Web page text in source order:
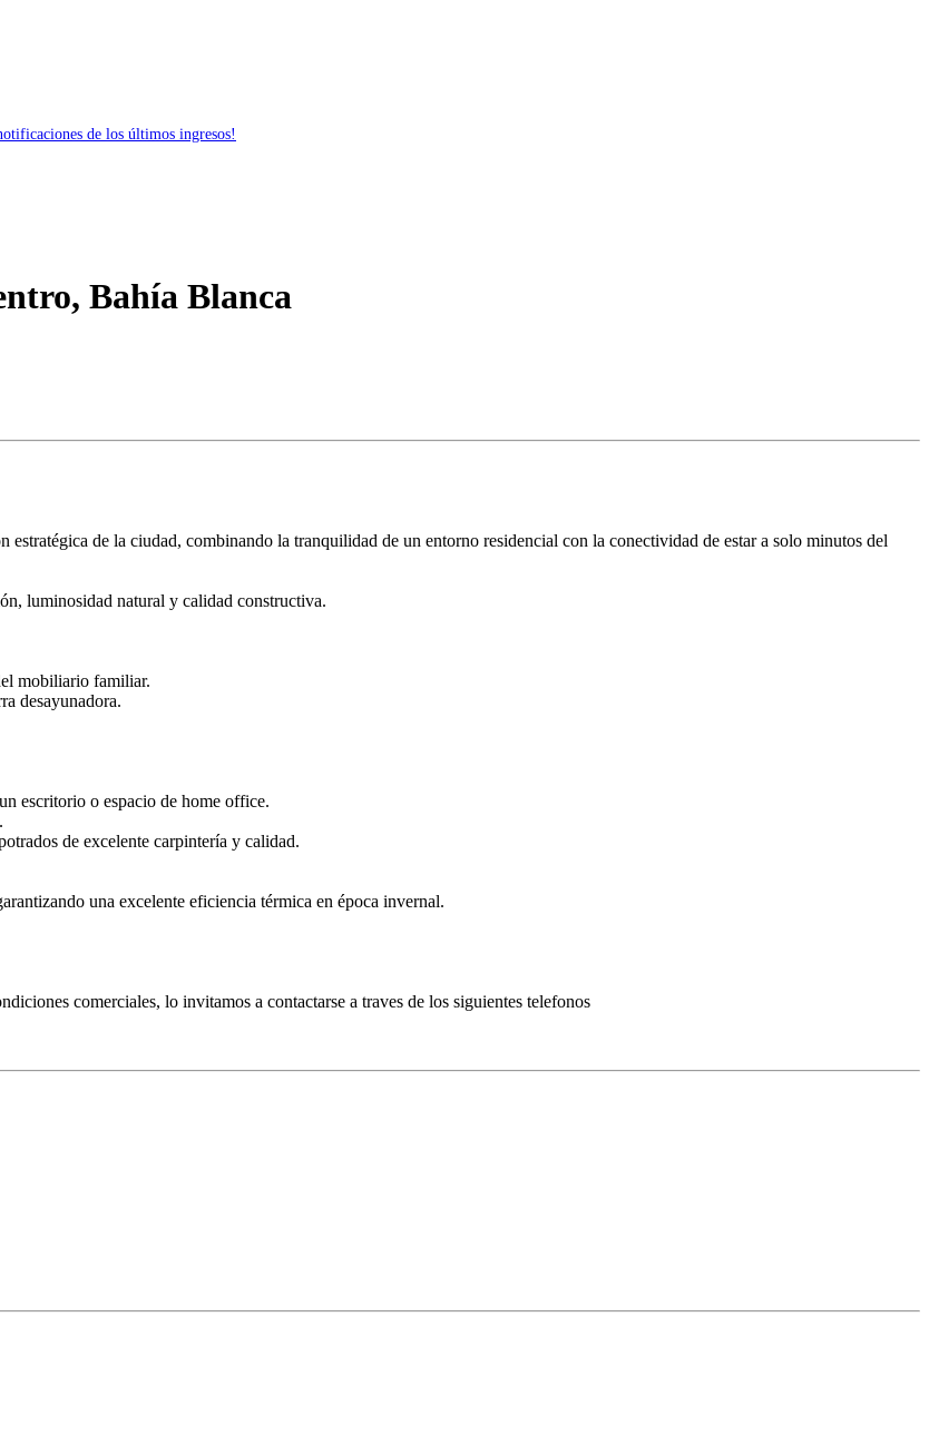
de los últimos ingresos!
Bahía Blanca
estratégica de la ciudad, combinando la tranquilidad de un entorno residencial con la conectividad de estar a solo minutos del
luminosidad natural y calidad constructiva.
mobiliario familiar.
desayunadora.
escritorio o espacio de home office.
de excelente carpintería y calidad.
una excelente eficiencia térmica en época invernal.
comerciales, lo invitamos a contactarse a traves de los siguientes telefonos